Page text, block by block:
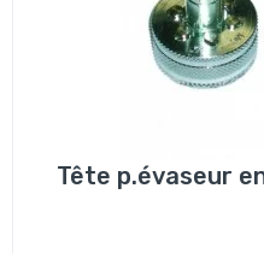
Tête p.évaseur